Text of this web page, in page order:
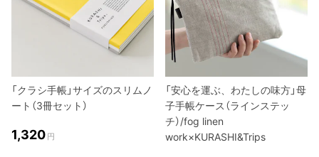
「クラシ手帳」サイズのスリムノ
ート（3冊セット）
1,320 円
「安心を運ぶ、わたしの味方」母
子手帳ケース（ラインステッ
チ）/fog linen
work×KURASHI&Trips